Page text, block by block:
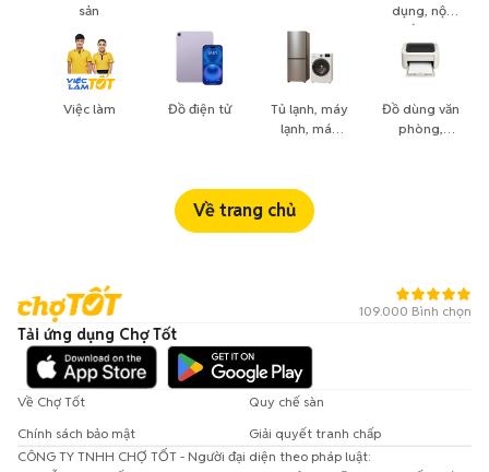
sản
Việc làm Đồ điện tử
Tủ lạnh, máy
lạnh, máy
dụng, nội
thất, cây
cảnh
Đồ dùng văn
phòng,
Về trang chủ
109.000 Bình chọn
Tải ứng dụng Chợ Tốt
Về Chợ Tốt
Quy chế sàn
Chính sách bảo mật
Giải quyết tranh chấp
CÔNG TY TNHH CHỢ TỐT - Người đại diện theo pháp luật: